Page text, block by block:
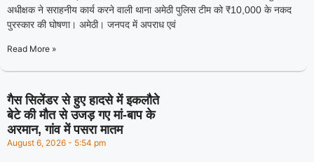
अधीक्षक ने सराहनीय कार्य करने वाली थाना अमेठी पुलिस टीम को ₹10,000 के नकद
पुरस्कार की घोषणा। अमेठी। जनपद में अपराध एवं
Read More »
गैस सिलेंडर से हुए हादसे में इकलौते
बेटे की मौत से उजड़ गए मां-बाप के
अरमान, गांव में पसरा मातम
August 6, 2026 5:54 pm